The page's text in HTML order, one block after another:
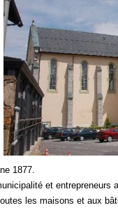
1877.
et
les maisons et aux